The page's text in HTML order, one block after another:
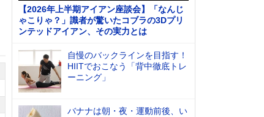
【2026年上半期アイアン座談会】「なんじ
ゃこりゃ？」識者が驚いたコブラの3Dプリ
ンテッドアイアン、その実力とは
自慢のバックラインを目指す！
HIITでおこなう「背中徹底トレ
ーニング」
バナナは朝・夜・運動前後、い